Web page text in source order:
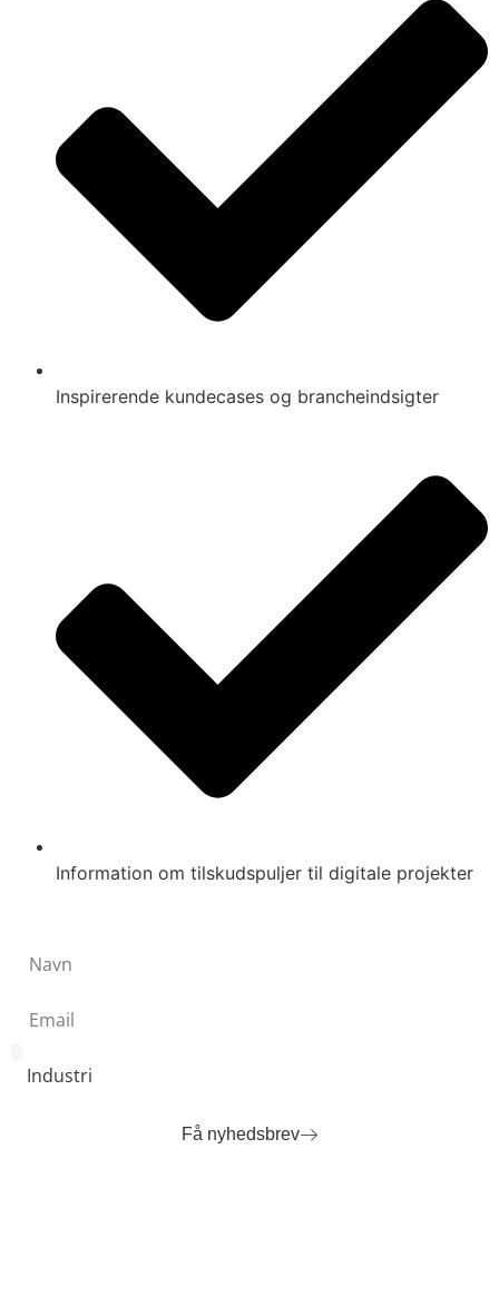
Inspirerende kundecases og brancheindsigter
Information om tilskudspuljer til digitale projekter
Få nyhedsbrev